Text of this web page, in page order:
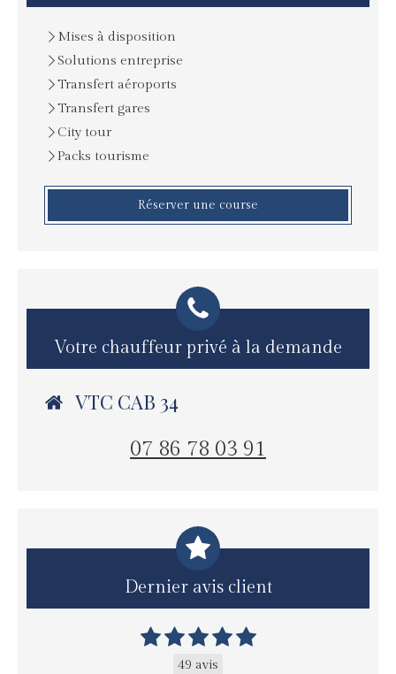
Mises à disposition
Solutions entreprise
Transfert aéroports
Transfert gares
City tour
Packs tourisme
Réserver une course
Votre chauffeur privé à la demande
VTC CAB 34
07 86 78 03 91
Dernier avis client
49 avis